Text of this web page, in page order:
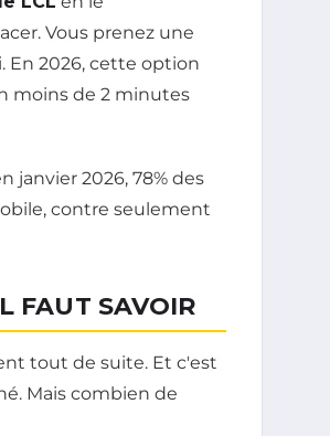
Vous prenez une
En 2026, cette option
moins de 2 minutes
janvier 2026, 78% des
contre seulement
FAUT SAVOIR
tout de suite. Et c'est
Mais combien de